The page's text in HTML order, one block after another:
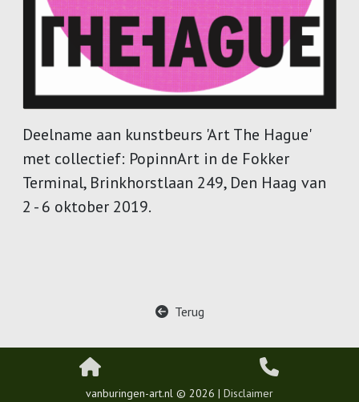
Deelname aan kunstbeurs 'Art The Hague'
met collectief: PopinnArt in de Fokker
Terminal, Brinkhorstlaan 249, Den Haag van
2 - 6 oktober 2019.
Terug
vanburingen-art.nl © 2026 | Disclaimer